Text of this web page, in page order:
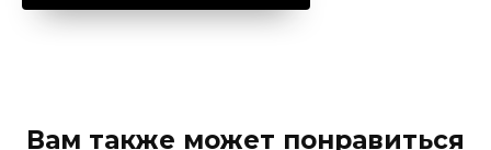
Вам также может понравиться